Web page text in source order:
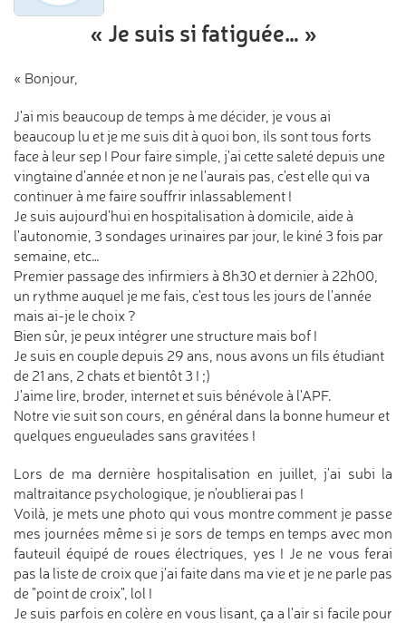
« Je suis si fatiguée… »
« Bonjour,
J'ai mis beaucoup de temps à me décider, je vous ai
beaucoup lu et je me suis dit à quoi bon, ils sont tous forts
face à leur sep ! Pour faire simple, j'ai cette saleté depuis une
vingtaine d'année et non je ne l'aurais pas, c'est elle qui va
continuer à me faire souffrir inlassablement !
Je suis aujourd'hui en hospitalisation à domicile, aide à
l'autonomie, 3 sondages urinaires par jour, le kiné 3 fois par
semaine, etc…
Premier passage des infirmiers à 8h30 et dernier à 22h00,
un rythme auquel je me fais, c'est tous les jours de l'année
mais ai-je le choix ?
Bien sûr, je peux intégrer une structure mais bof !
Je suis en couple depuis 29 ans, nous avons un fils étudiant
de 21 ans, 2 chats et bientôt 3 ! ;)
J'aime lire, broder, internet et suis bénévole à l'APF.
Notre vie suit son cours, en général dans la bonne humeur et
quelques engueulades sans gravitées !
Lors de ma dernière hospitalisation en juillet, j'ai subi la
maltraitance psychologique, je n'oublierai pas !
Voilà, je mets une photo qui vous montre comment je passe
mes journées même si je sors de temps en temps avec mon
fauteuil équipé de roues électriques, yes ! Je ne vous ferai
pas la liste de croix que j'ai faite dans ma vie et je ne parle pas
de "point de croix", lol !
Je suis parfois en colère en vous lisant, ça a l'air si facile pour